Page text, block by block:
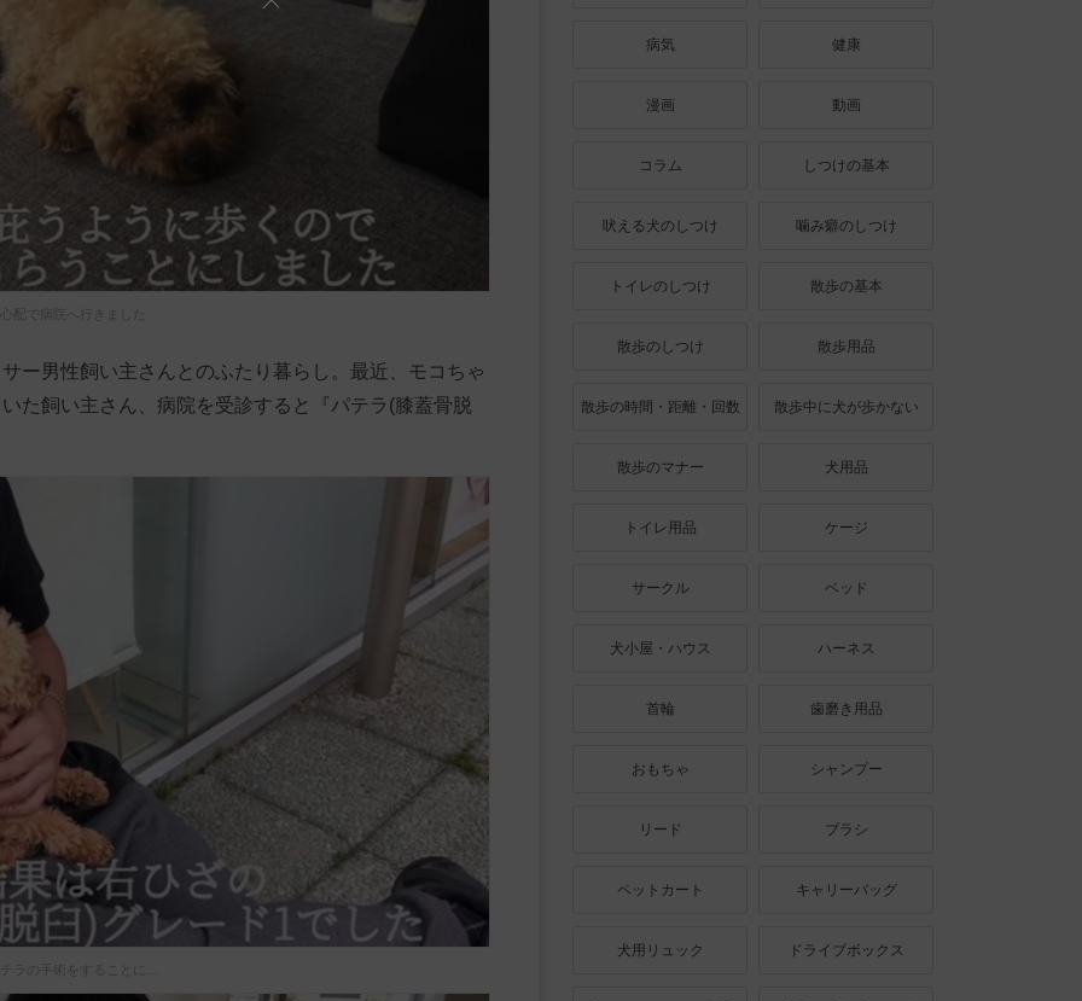
ー男性飼い主さんとのふたり暮らし。最近、モコちゃ
た飼い主さん、病院を受診すると『パテラ(膝蓋骨脱
ラの手術をすることに…
病気 健康
漫画 動画
コラム しつけの基本
吠える犬のしつけ 噛み癖のしつけ
トイレのしつけ 散歩の基本
散歩のしつけ 散歩用品
散歩の時間・距離・回数 散歩中に犬が歩かない
散歩のマナー 犬用品
トイレ用品 ケージ
サークル ベッド
犬小屋・ハウス ハーネス
首輪 歯磨き用品
おもちゃ シャンプー
リード ブラシ
ペットカート キャリーバッグ
犬用リュック ドライブボックス